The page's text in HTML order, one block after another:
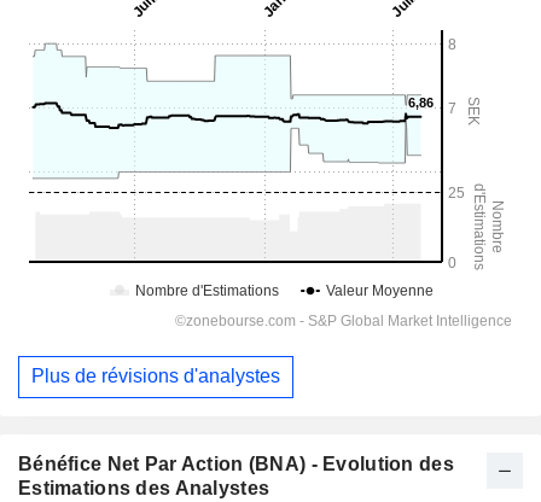
Plus de révisions d'analystes
Bénéfice Net Par Action (BNA) - Evolution des
Estimations des Analystes